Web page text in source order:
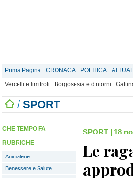
Prima Pagina CRONACA POLITICA
Vercelli e limitrofi
Borgosesia e dintorni
/ SPORT
CHE TEMPO FA
RUBRICHE
Animalerie
Benessere e Salute
SPORT | 18
Le